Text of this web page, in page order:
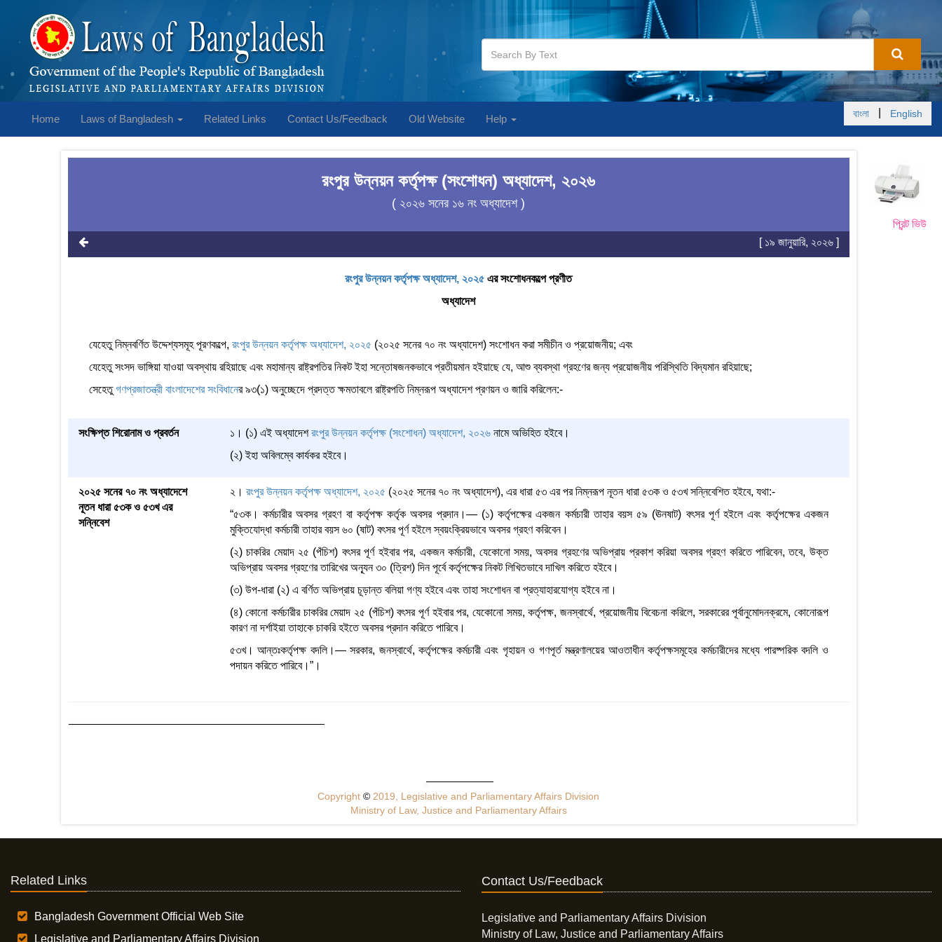
Home Laws of Bangladesh Related Links Contact Us/Feedback Old Website Help বাংলা English
প্রিন্ট ভিউ
রংপুর উন্নয়ন কর্তৃপক্ষ (সংশোধন) অধ্যাদেশ, ২০২৬
( ২০২৬ সনের ১৬ নং অধ্যাদেশ )
[ ১৯ জানুয়ারি, ২০২৬ ]
রংপুর উন্নয়ন কর্তৃপক্ষ অধ্যাদেশ, ২০২৫ এর সংশোধনকল্পে প্রণীত
অধ্যাদেশ
যেহেতু নিম্নবর্ণিত উদ্দেশ্যসমূহ পূরণকল্পে, রংপুর উন্নয়ন কর্তৃপক্ষ অধ্যাদেশ, ২০২৫ (২০২৫ সনের ৭০ নং অধ্যাদেশ) সংশোধন করা সমীচীন ও প্রয়োজনীয়; এবং
যেহেতু সংসদ ভাঙ্গিয়া যাওয়া অবস্থায় রহিয়াছে এবং মহামান্য রাষ্ট্রপতির নিকট ইহা সন্তোষজনকভাবে প্রতীয়মান হইয়াছে যে, আশু ব্যবস্থা গ্রহণের জন্য প্রয়োজনীয় পরিস্থিতি বিদ্যমান রহিয়াছে;
সেহেতুগণপ্রজাতন্ত্রী বাংলাদেশের সংবিধানের ৯৩(১) অনুচ্ছেদে প্রদত্ত ক্ষমতাবলে রাষ্ট্রপতি নিম্নরূপ অধ্যাদেশ প্রণয়ন ও জারি করিলেন:-
সংক্ষিপ্ত শিরোনাম ও প্রবর্তন ১। (১) এই অধ্যাদেশরংপুর উন্নয়ন কর্তৃপক্ষ (সংশোধন) অধ্যাদেশ, ২০২৬নামে অভিহিত হইবে।
(২) ইহা অবিলম্বে কার্যকর হইবে।
২০২৫ সনের ৭০ নং অধ্যাদেশে
নূতন ধারা ৫৩ক ও ৫৩খ এর
সন্নিবেশ
২। রংপুর উন্নয়ন কর্তৃপক্ষ অধ্যাদেশ, ২০২৫ (২০২৫ সনের ৭০ নং অধ্যাদেশ), এর ধারা ৫৩ এর পর নিম্নরূপ নূতন ধারা ৫৩ক ও ৫৩খ সন্নিবেশিত হইবে, যথা:-
“৫৩ক। কর্মচারীর অবসর গ্রহণ বা কর্তৃপক্ষ কর্তৃক অবসর প্রদান।— (১) কর্তৃপক্ষের একজন কর্মচারী তাহার বয়স ৫৯ (ঊনষাট) বৎসর পূর্ণ হইলে এবং কর্তৃপক্ষের একজন
মুক্তিযোদ্ধা কর্মচারী তাহার বয়স ৬০ (ষাট) বৎসর পূর্ণ হইলে স্বয়ংক্রিয়ভাবে অবসর গ্রহণ করিবেন।
(২) চাকরির মেয়াদ ২৫ (পঁচিশ) বৎসর পূর্ণ হইবার পর, একজন কর্মচারী, যেকোনো সময়, অবসর গ্রহণের অভিপ্রায় প্রকাশ করিয়া অবসর গ্রহণ করিতে পারিবেন, তবে, উক্ত
অভিপ্রায় অবসর গ্রহণের তারিখের অন্যূন ৩০ (ত্রিশ) দিন পূর্বে কর্তৃপক্ষের নিকট লিখিতভাবে দাখিল করিতে হইবে।
(৩) উপ-ধারা (২) এ বর্ণিত অভিপ্রায় চূড়ান্ত বলিয়া গণ্য হইবে এবং তাহা সংশোধন বা প্রত্যাহারযোগ্য হইবে না।
(৪) কোনো কর্মচারীর চাকরির মেয়াদ ২৫ (পঁচিশ) বৎসর পূর্ণ হইবার পর, যেকোনো সময়, কর্তৃপক্ষ, জনস্বার্থে, প্রয়োজনীয় বিবেচনা করিলে, সরকারের পূর্বানুমোদনক্রমে, কোনোরূপ
কারণ না দর্শাইয়া তাহাকে চাকরি হইতে অবসর প্রদান করিতে পারিবে।
৫৩খ। আন্তঃকর্তৃপক্ষ বদলি।— সরকার, জনস্বার্থে, কর্তৃপক্ষের কর্মচারী এবং গৃহায়ন ও গণপূর্ত মন্ত্রণালয়ের আওতাধীন কর্তৃপক্ষসমূহের কর্মচারীদের মধ্যে পারষ্পরিক বদলি ও
পদায়ন করিতে পারিবে।”।
Copyright© 2019, Legislative and Parliamentary Affairs Division
Ministry of Law, Justice and Parliamentary Affairs
Related Links
Bangladesh Government Official Web Site
Legislative and Parliamentary Affairs Division
Contact Us/Feedback
Legislative and Parliamentary Affairs Division
Ministry of Law, Justice and Parliamentary Affairs